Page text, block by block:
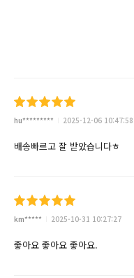
hu********* 2025-12-06 10:47:58
배송빠르고 잘 받았습니다ㅎ
km***** 2025-10-31 10:27:27
좋아요 좋아요 좋아요.